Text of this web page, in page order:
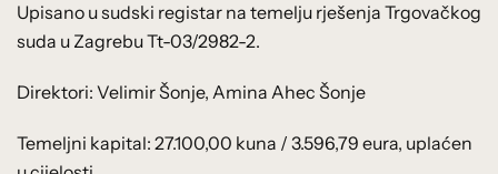
Upisano u sudski registar na temelju rješenja Trgovačkog
suda u Zagrebu Tt-03/2982-2.
Direktori: Velimir Šonje, Amina Ahec Šonje
Temeljni kapital: 27.100,00 kuna / 3.596,79 eura, uplaćen